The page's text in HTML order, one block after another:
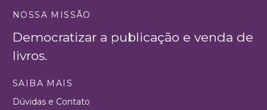
NOSSA MISSÃO
Democratizar a publicação e venda de
livros.
SAIBA MAIS
Dúvidas e Contato